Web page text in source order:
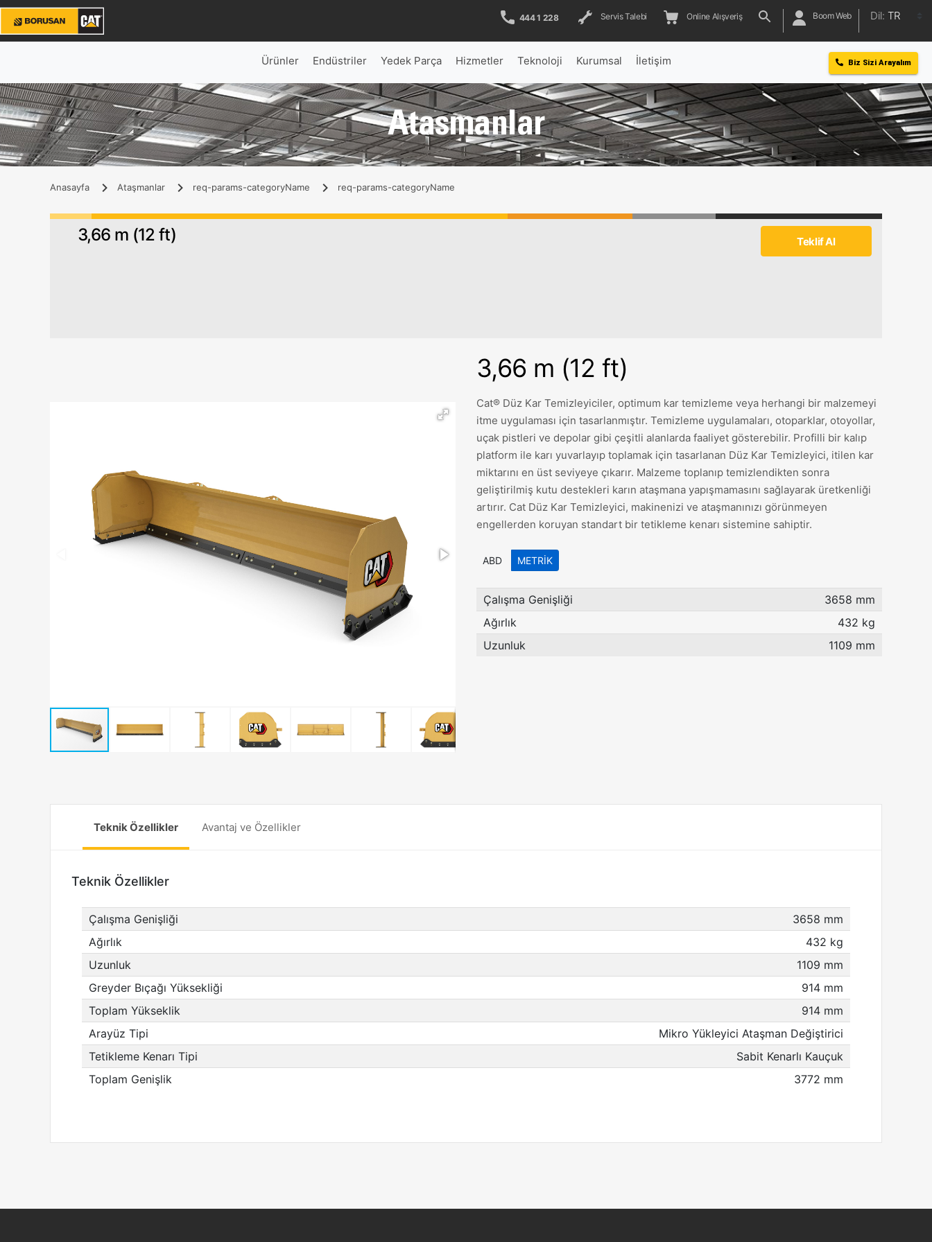
444 1 228 Servis Talebi Online Alışveriş Boom Web Dil: TR
Ürünler Endüstriler Yedek Parça Hizmetler Teknoloji Kurumsal İletişim Biz Sizi Arayalım
Atasmanlar
Anasayfa Ataşmanlar req-params-categoryName req-params-categoryName
3,66 m (12 ft) Teklif Al
3,66 m (12 ft)
Cat® Düz Kar Temizleyiciler, optimum kar temizleme veya herhangi bir malzemeyi
itme uygulaması için tasarlanmıştır. Temizleme uygulamaları, otoparklar, otoyollar,
uçak pistleri ve depolar gibi çeşitli alanlarda faaliyet gösterebilir. Profilli bir kalıp
platform ile karı yuvarlayıp toplamak için tasarlanan Düz Kar Temizleyici, itilen kar
miktarını en üst seviyeye çıkarır. Malzeme toplanıp temizlendikten sonra
geliştirilmiş kutu destekleri karın ataşmana yapışmamasını sağlayarak üretkenliği
artırır. Cat Düz Kar Temizleyici, makinenizi ve ataşmanınızı görünmeyen
engellerden koruyan standart bir tetikleme kenarı sistemine sahiptir.
ABD METRIK
Çalışma Genişliği
3658 mm
Ağırlık
432 kg
Uzunluk
1109 mm
Teknik Özellikler Avantaj ve Özellikler
Teknik Özellikler
Çalışma Genişliği
3658 mm
Ağırlık
432 kg
Uzunluk
1109 mm
Greyder Bıçağı Yüksekliği
914 mm
Toplam Yükseklik
914 mm
Arayüz Tipi
Mikro Yükleyici Ataşman Değiştirici
Tetikleme Kenarı Tipi
Sabit Kenarlı Kauçuk
Toplam Genişlik
3772 mm